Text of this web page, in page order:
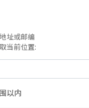
址或邮编
当前位置:
以内